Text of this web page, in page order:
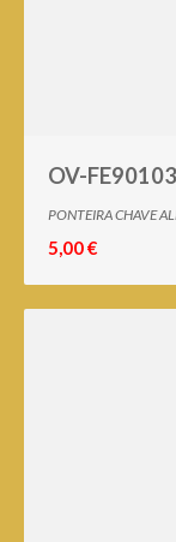
OV-FE90103
PONTEIRA CHAVE
5,00 €